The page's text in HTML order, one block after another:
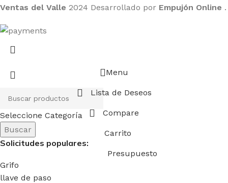
Ventas del Valle 2024 Desarrollado por Empujón Online .
Seleccione Categoría
Buscar
Solicitudes populares:
Grifo
llave de paso
Menu
Lista de Deseos
Compare
Carrito
Presupuesto